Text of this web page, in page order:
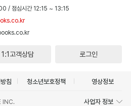
/ 점심시간 12:15 ~ 13:15
1:1고객상담 로그인
침 청소년보호정책 영상정보
INC. 사업자 정보